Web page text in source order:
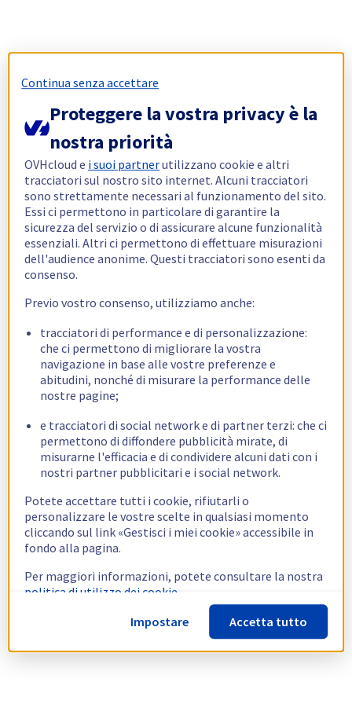
Continua senza accettare
Proteggere la vostra privacy è la
nostra priorità
OVHcloud e i suoi partnerutilizzano cookie e altri
tracciatori sul nostro sito internet. Alcuni tracciatori
sono strettamente necessari al funzionamento del sito.
Essi ci permettono in particolare di garantire la
sicurezza del servizio o di assicurare alcune funzionalità
essenziali. Altri ci permettono di effettuare misurazioni
dell'audience anonime. Questi tracciatori sono esenti da
consenso.
Previo vostro consenso, utilizziamo anche:
tracciatori di performance e di personalizzazione:
che ci permettono di migliorare la vostra
navigazione in base alle vostre preferenze e
abitudini, nonché di misurare la performance delle
nostre pagine;
e tracciatori di social network e di partner terzi: che ci
permettono di diffondere pubblicità mirate, di
misurarne l'efficacia e di condividere alcuni dati con i
nostri partner pubblicitari e i social network.
Potete accettare tutti i cookie, rifiutarli o
personalizzare le vostre scelte in qualsiasi momento
cliccando sul link «Gestisci i miei cookie» accessibile in
fondo alla pagina.
Per maggiori informazioni, potete consultare la nostra
politica di utilizzo dei cookie.
Impostare
Accetta tutto